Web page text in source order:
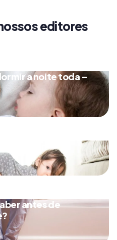
editores
a noite toda –
antes de